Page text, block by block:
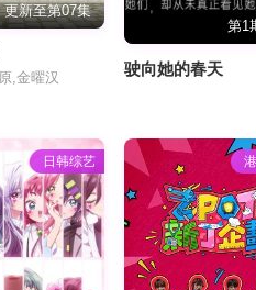
更新至第07集
,金曜汉
第1
驶向她的春天
日韩综艺